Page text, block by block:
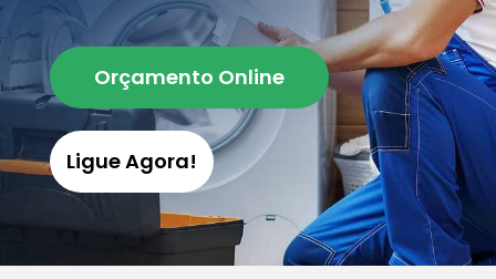
Orçamento Online
Ligue Agora!